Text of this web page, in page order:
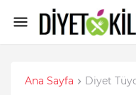
Ana Sayfa Diyet